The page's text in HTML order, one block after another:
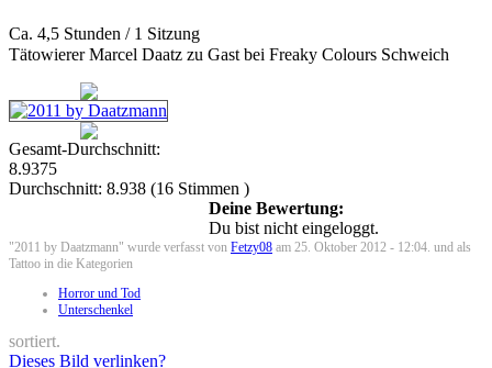
Ca. 4,5 Stunden / 1 Sitzung
Tätowierer Marcel Daatz zu Gast bei Freaky Colours Schweich
Gesamt-Durchschnitt:
8.9375
Durchschnitt: 8.938 (16 Stimmen )
Deine Bewertung:
Du bist nicht eingeloggt.
"2011 by Daatzmann" wurde verfasst von Fetzy08 am 25. Oktober 2012 - 12:04. und als
Tattoo in die Kategorien
Horror und Tod
Unterschenkel
sortiert.
Dieses Bild verlinken?